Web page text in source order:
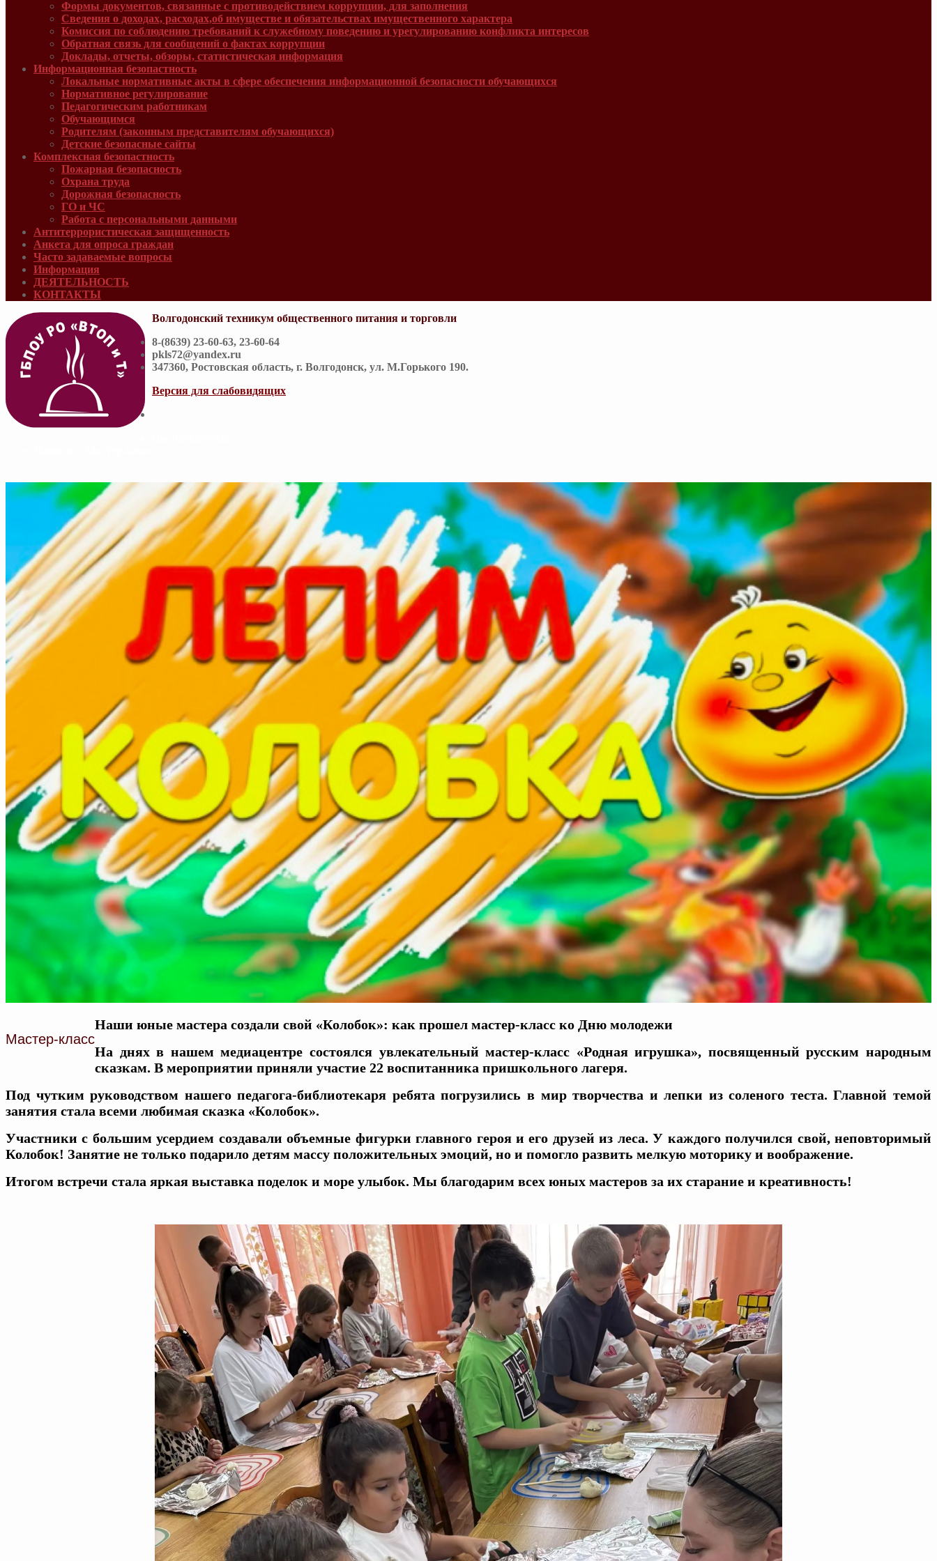
Формы документов, связанные с противодействием коррупции, для заполнения
Сведения о доходах, расходах,об имуществе и обязательствах имущественного характера
Комиссия по соблюдению требований к служебному поведению и урегулированию конфликта интересов
Обратная связь для сообщений о фактах коррупции
Доклады, отчеты, обзоры, статистическая информация
Информационная безопастность
Локальные нормативные акты в сфере обеспечения информационной безопасности обучающихся
Нормативное регулирование
Педагогическим работникам
Обучающимся
Родителям (законным представителям обучающихся)
Детские безопасные сайты
Комплексная безопастность
Пожарная безопасность
Охрана труда
Дорожная безопасность
ГО и ЧС
Работа с персональными данными
Антитеррористическая защищенность
Анкета для опроса граждан
Часто задаваемые вопросы
Информация
ДЕЯТЕЛЬНОСТЬ
КОНТАКТЫ
Волгодонский техникум общественного питания и торговли
8-(8639) 23-60-63, 23-60-64
pkls72@yandex.ru
347360, Ростовская область, г. Волгодонск, ул. М.Горького 190.
Версия для слабовидящих
Мастер-класс
Наши юные мастера создали свой «Колобок»: как прошел мастер-класс ко Дню молодежи
На днях в нашем медиацентре состоялся увлекательный мастер-класс «Родная игрушка», посвященный русским народным
сказкам. В мероприятии приняли участие 22 воспитанника пришкольного лагеря.
Под чутким руководством нашего педагога-библиотекаря ребята погрузились в мир творчества и лепки из соленого теста. Главной темой
занятия стала всеми любимая сказка «Колобок».
Участники с большим усердием создавали объемные фигурки главного героя и его друзей из леса. У каждого получился свой, неповторимый
Колобок! Занятие не только подарило детям массу положительных эмоций, но и помогло развить мелкую моторику и воображение.
Итогом встречи стала яркая выставка поделок и море улыбок. Мы благодарим всех юных мастеров за их старание и креативность!